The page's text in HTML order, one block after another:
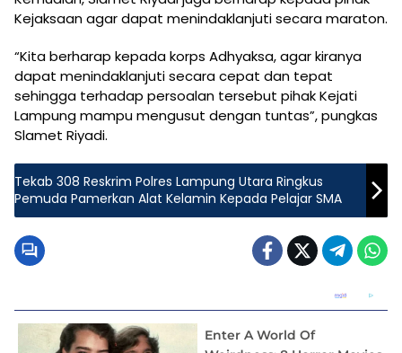
Kejaksaan agar dapat menindaklanjuti secara maraton.
“Kita berharap kepada korps Adhyaksa, agar kiranya
dapat menindaklanjuti secara cepat dan tepat
sehingga terhadap persoalan tersebut pihak Kejati
Lampung mampu mengusut dengan tuntas”, pungkas
Slamet Riyadi.
Tekab 308 Reskrim Polres Lampung Utara Ringkus
Pemuda Pamerkan Alat Kelamin Kepada Pelajar SMA